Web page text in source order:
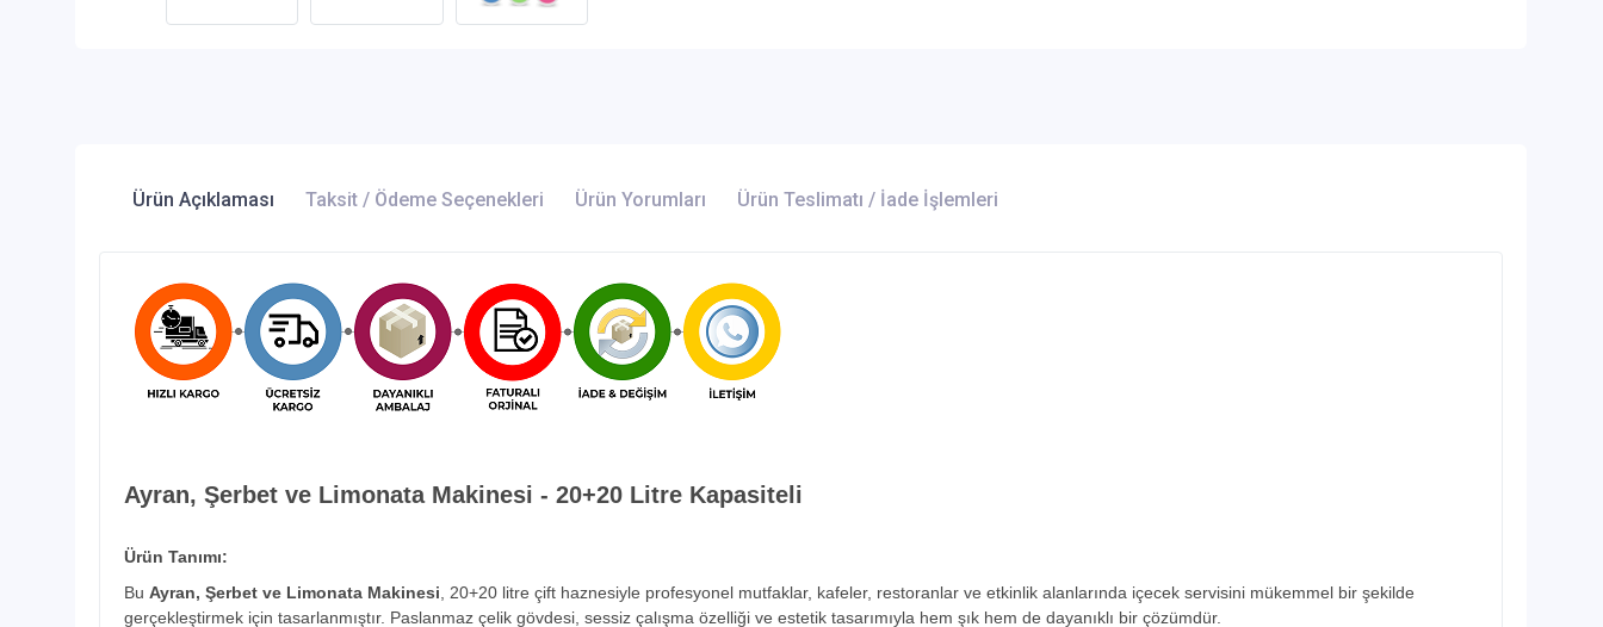
Ürün Açıklaması Taksit / Ödeme Seçenekleri Ürün Yorumları Ürün Teslimatı / İade İşlemleri
Ayran, Şerbet ve Limonata Makinesi - 20+20 Litre Kapasiteli
Ürün Tanımı:
Bu Ayran, Şerbet ve Limonata Makinesi, 20+20 litre çift haznesiyle profesyonel mutfaklar, kafeler, restoranlar ve etkinlik alanlarında içecek servisini mükemmel bir şekilde
gerçekleştirmek için tasarlanmıştır. Paslanmaz çelik gövdesi, sessiz çalışma özelliği ve estetik tasarımıyla hem şık hem de dayanıklı bir çözümdür.